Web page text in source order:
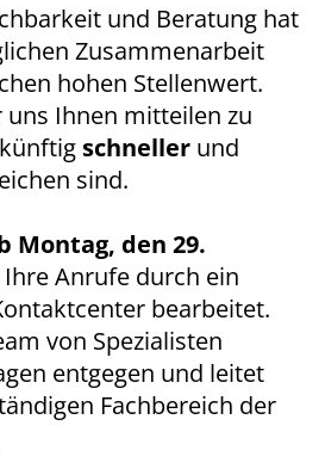
und Beratung hat
Zusammenarbeit
hohen Stellenwert.
Ihnen mitteilen zu
schneller und
sind.
Montag, den 29.
Ihre Anrufe durch ein
bearbeitet.
von Spezialisten
entgegen und leitet
Fachbereich der
für Website-Analysen. Erzeugt
darüber, wie der Besucher die